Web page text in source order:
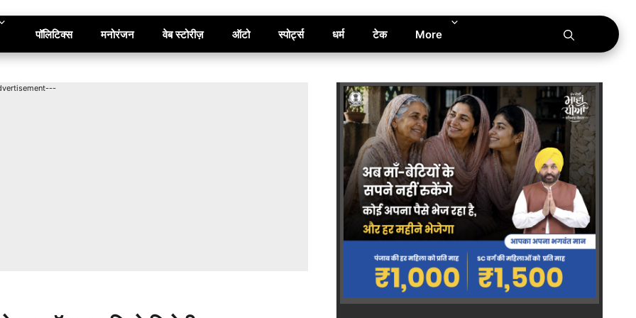
पॉलिटिक्स मनोरंजन वेब स्टोरीज़ ऑटो स्पोर्ट्स धर्म टेक More